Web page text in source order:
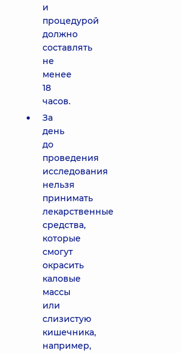
и
процедурой
должно
составлять
не
менее
18
часов.
За
день
до
проведения
исследования
нельзя
принимать
лекарственные
средства,
которые
смогут
окрасить
каловые
массы
или
слизистую
кишечника,
например,